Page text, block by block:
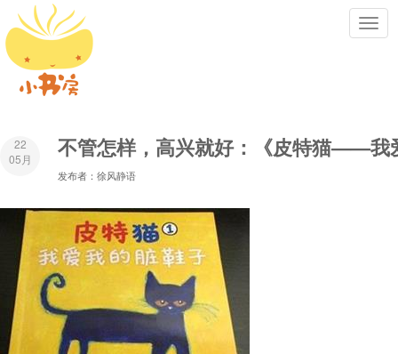
22
05月
不管怎样，高兴就好：《皮特猫——我
发布者：徐风静语